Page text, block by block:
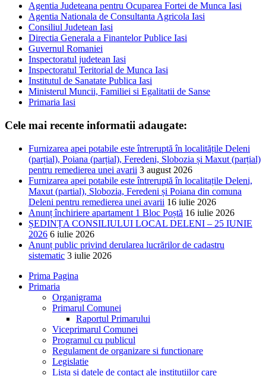
Agentia Judeteana pentru Ocuparea Fortei de Munca Iasi
Agentia Nationala de Consultanta Agricola Iasi
Consiliul Judetean Iasi
Directia Generala a Finantelor Publice Iasi
Guvernul Romaniei
Inspectoratul judetean Iasi
Inspectoratul Teritorial de Munca Iasi
Institutul de Sanatate Publica Iasi
Ministerul Muncii, Familiei si Egalitatii de Sanse
Primaria Iasi
Cele mai recente informatii adaugate:
Furnizarea apei potabile este întreruptă în localitățile Deleni
(parțial), Poiana (parțial), Feredeni, Slobozia și Maxut (parțial)
pentru remedierea unei avarii 3 august 2026
Furnizarea apei potabile este întreruptă în localitațile Deleni,
Maxut (partial), Slobozia, Feredeni și Poiana din comuna
Deleni pentru remedierea unei avarii 16 iulie 2026
Anunț închiriere apartament 1 Bloc Poștă 16 iulie 2026
ȘEDINȚA CONSILIULUI LOCAL DELENI – 25 IUNIE
2026 6 iulie 2026
Anunț public privind derularea lucrărilor de cadastru
sistematic 3 iulie 2026
Prima Pagina
Primaria
Organigrama
Primarul Comunei
Raportul Primarului
Viceprimarul Comunei
Programul cu publicul
Regulament de organizare si functionare
Legislatie
Lista si datele de contact ale institutiilor care